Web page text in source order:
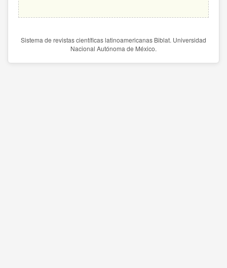
Sistema de revistas científicas latinoamericanas Biblat. Universidad
Nacional Autónoma de México.